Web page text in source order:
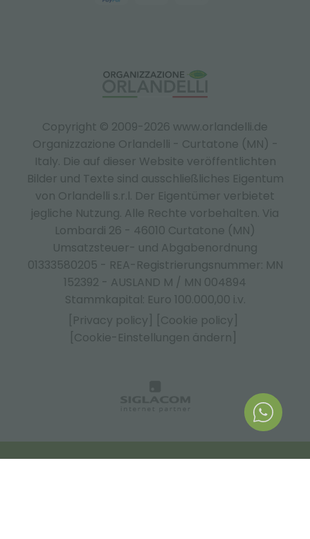
Copyright © 2009-2026 www.orlandelli.de
Organizzazione Orlandelli - Curtatone (MN) -
Italy. Die auf dieser Website veröffentlichten
Bilder und Texte sind ausschließliches Eigentum
von Orlandelli s.r.l. Der Eigentümer verbietet
jegliche Nutzung. Alle Rechte vorbehalten. Via
Lombardi 26 - 46010 Curtatone (MN)
Umsatzsteuer- und Abgabenordnung
01333580205 - REA-Registrierungsnummer: MN
152392 - AUSLAND M / MN 004894
Stammkapital: Euro 100.000,00 i.v.
[Privacy policy]
[Cookie policy]
[Cookie-Einstellungen ändern]